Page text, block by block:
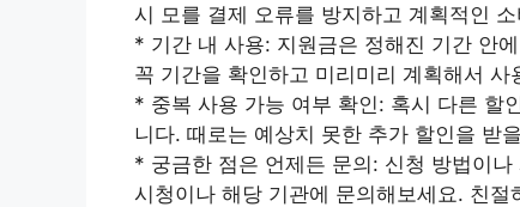
시 모를 결제 오류를 방지하고 계획적인
* 기간 내 사용: 지원금은 정해진 기간 안
꼭 기간을 확인하고 미리미리 계획해서 사
* 중복 사용 가능 여부 확인: 혹시 다른 할
니다. 때로는 예상치 못한 추가 할인을 받
* 궁금한 점은 언제든 문의: 신청 방법이
시청이나 해당 기관에 문의해보세요. 친절